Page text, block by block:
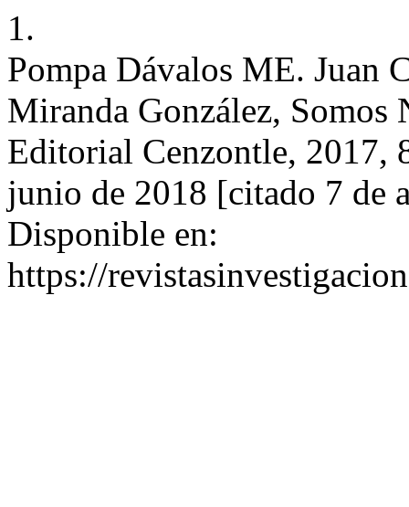
1.
Pompa Dávalos ME. Juan
Miranda González,
Editorial Cenzontle, 2017,
junio de 2018 [citado 7 de
Disponible en:
https://